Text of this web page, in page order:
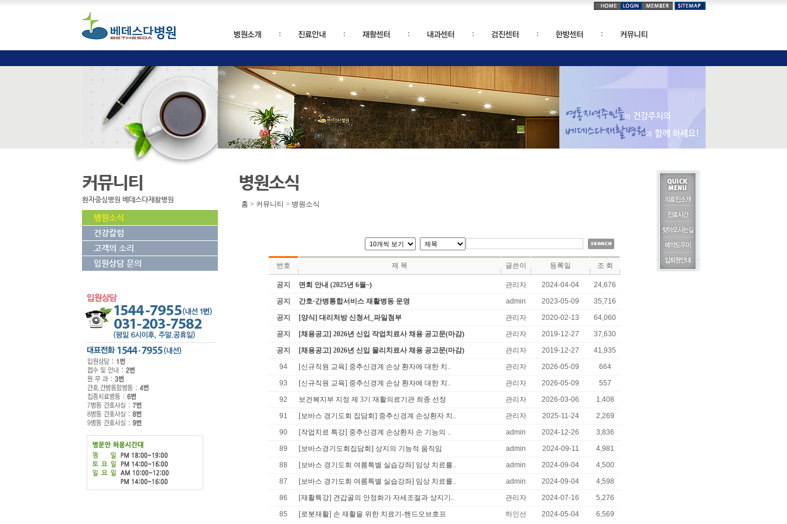
커뮤니티
환자중심병원 베데스다재활병원
병원소식
건강칼럼
고객의 소리
입원상담 문의
병원소식
홈 > 커뮤니티 > 병원소식
번호 제 목 글쓴이 등록일 조 회
공지 면회 안내 (2025년 6월~) 관리자 2024-04-04
24,676
공지
간호·간병통합서비스 재활병동 운영 admin 2023-05-09
35,716
공지
[양식] 대리처방 신청서_파일첨부 관리자 2020-02-13
64,060
공지
[채용공고] 2026년 신입 작업치료사 채용 공고문(마감) 관리자 2019-12-27
37,630
공지
[채용공고] 2026년 신입 물리치료사 채용 공고문(마감) 관리자 2019-12-27
41,935
94
[신규직원 교육] 중추신경계 손상 환자에 대한 치.. 관리자 2026-05-09
664
93
[신규직원 교육] 중추신경계 손상 환자에 대한 치.. 관리자 2026-05-09
557
92
보건복지부 지정 제 3기 재활의료기관 최종 선정 관리자 2026-03-06
1,408
91
[보바스 경기도회 집담회] 중추신경계 손상환자 치.. 관리자 2025-11-24
2,269
90
[작업치료 특강] 중추신경계 손상환자 손 기능의 .. admin 2024-12-26
3,836
89
[보바스경기도회집담회] 상지의 기능적 움직임 admin 2024-09-11
4,981
88
[보바스 경기도회 여름특별 실습강좌] 임상 치료를.. admin 2024-09-04
4,500
87
[보바스 경기도회 여름특별 실습강좌] 임상 치료를.. admin 2024-09-04
4,598
86
[재활특강] 견갑골의 안정화가 자세조절과 상지기.. 관리자 2024-07-16
5,276
85
[로봇재활] 손 재활을 위한 치료기-핸드오브호프 하인선 2024-05-04 6,569